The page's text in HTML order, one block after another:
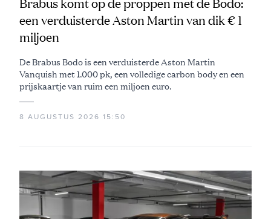
Brabus komt op de proppen met de Bodo:
een verduisterde Aston Martin van dik € 1
miljoen
De Brabus Bodo is een verduisterde Aston Martin
Vanquish met 1.000 pk, een volledige carbon body en een
prijskaartje van ruim een miljoen euro.
8 AUGUSTUS 2026 15:50